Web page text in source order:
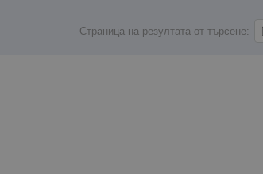
Страница на резултата от търсене: